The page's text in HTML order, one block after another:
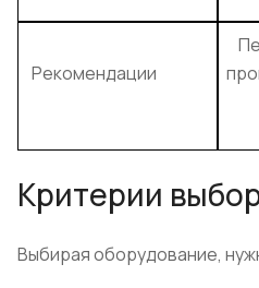
Рекомендации
Критерии
Выбирая оборудование,